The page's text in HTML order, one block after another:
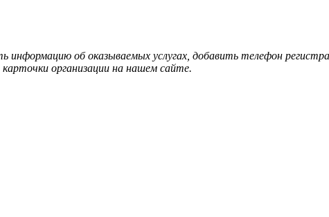
информацию об оказываемых услугах, добавить телефон
организации на нашем сайте.